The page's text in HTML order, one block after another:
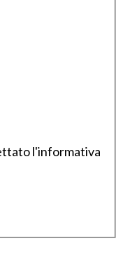
l'informativa